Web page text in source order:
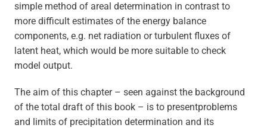
simple method of areal determination in contrast to
more difficult estimates of the energy balance
components, e.g. net radiation or turbulent fluxes of
latent heat, which would be more suitable to check
model output.
The aim of this chapter – seen against the background
of the total draft of this book – is to presentproblems
and limits of precipitation determination and its